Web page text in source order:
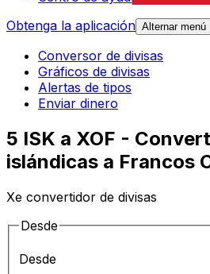
Obtenga la aplicación Alternar menú
Conversor de divisas
Gráficos de divisas
Alertas de tipos
Enviar dinero
5 ISK a XOF -
islándicas a Francos
Xe convertidor de divisas
Desde
Desde